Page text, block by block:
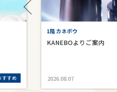
すすめ
1階 カネボウ
KANEBOよりご案内
2026.08.07